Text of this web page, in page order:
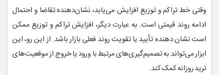
وقتی خط تراکم و توزیع افزایش می‌یابد، نشان‌دهنده تقاضا و احتمال
ادامه روند قیمتی است. به عبارت دیگر، افزایش تراکم و توزیع ممکن
است نشان دهنده تأیید یا تقویت روند فعلی بازار باشد. از این رو، این
ابزار می‌تواند به تصمیم‌گیری‌های مرتبط با ورود یا خروج از موقعیت‌های
ترید روزانه کمک کند.